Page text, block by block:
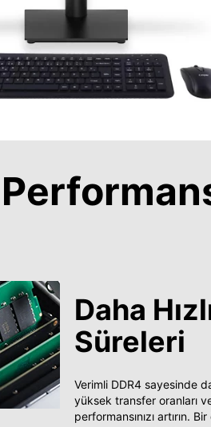
Daha
Süreleri
Verimli DDR4 sayesinde
yüksek transfer oranları
performansınızı artırın.